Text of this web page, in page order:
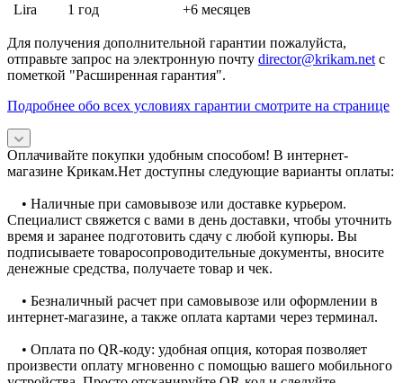
Lira
1 год +6 месяцев
Для получения дополнительной гарантии пожалуйста,
отправьте запрос на электронную почту director@krikam.net с
пометкой "Расширенная гарантия".
Подробнее обо всех условиях гарантии смотрите на странице
Оплачивайте покупки удобным способом! В интернет-
магазине Крикам.Нет доступны следующие варианты оплаты:
• Наличные при самовывозе или доставке курьером.
Специалист свяжется с вами в день доставки, чтобы уточнить
время и заранее подготовить сдачу с любой купюры. Вы
подписываете товаросопроводительные документы, вносите
денежные средства, получаете товар и чек.
• Безналичный расчет при самовывозе или оформлении в
интернет-магазине, а также оплата картами через терминал.
• Оплата по QR-коду: удобная опция, которая позволяет
произвести оплату мгновенно с помощью вашего мобильного